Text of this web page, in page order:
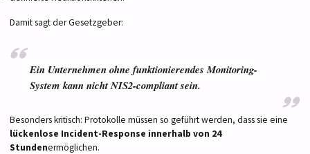
Damit sagt der Gesetzgeber:
Ein Unternehmen ohne funktionierendes Monitoring-
System kann nicht NIS2-compliant sein.
Besonders kritisch: Protokolle müssen so geführt werden, dass sie eine
lückenlose Incident-Response innerhalb von 24
Stundenermöglichen.